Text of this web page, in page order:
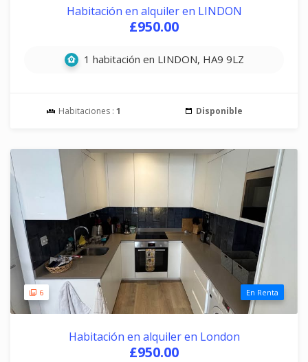
Habitación en alquiler en LINDON
£950.00
1 habitación en LINDON, HA9 9LZ
Habitaciones : 1 Disponible
6 En Renta
Habitación en alquiler en London
£950.00